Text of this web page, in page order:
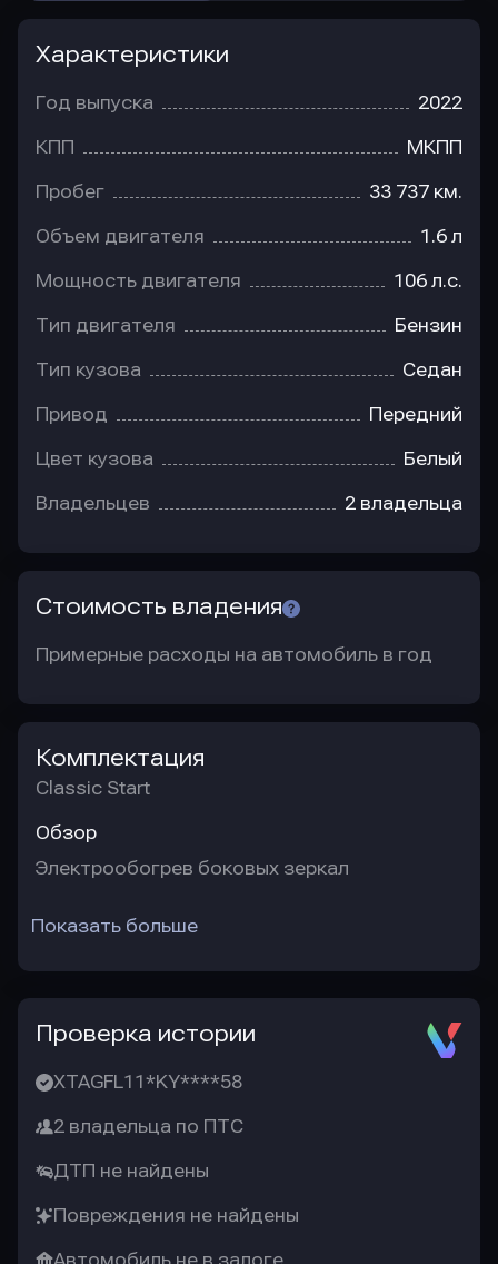
Характеристики
Год выпуска 2022
КПП МКПП
Пробег 33 737 км.
Объем двигателя 1.6 л
Мощность двигателя 106 л.с.
Тип двигателя Бензин
Тип кузова Седан
Привод Передний
Цвет кузова Белый
Владельцев 2 владельца
Стоимость владения
Примерные расходы на автомобиль в год
Комплектация
Classic Start
Обзор
Электрообогрев боковых зеркал
Показать больше
Проверка истории
XTAGFL11*KY****58
2 владельца по ПТС
ДТП не найдены
Повреждения не найдены